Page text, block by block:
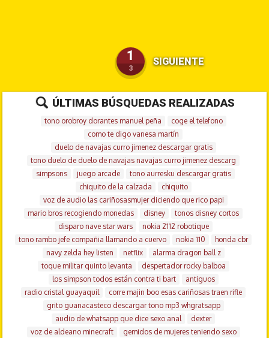
1
3
SIGUIENTE
ÚLTIMAS BÚSQUEDAS REALIZADAS
tono orobroy dorantes manuel peña
coge el telefono
como te digo vanesa martín
duelo de navajas curro jimenez descargar gratis
tono duelo de duelo de navajas navajas curro jimenez descarg
simpsons
juego arcade
tono aurresku descargar gratis
chiquito de la calzada
chiquito
voz de audio las cariñosasmujer diciendo que rico papi
mario bros recogiendo monedas
disney
tonos disney cortos
disparo nave star wars
nokia 2112 robotique
tono rambo jefe compañia llamando a cuervo
nokia 110
honda cbr
navy zelda hey listen
netflix
alarma dragon ball z
toque militar quinto levanta
despertador rocky balboa
los simpson todos están contra ti bart
antiguos
radio cristal guayaquil
corre majin boo esas cariñosas traen rifle
grito guanacasteco descargar tono mp3 whgratsapp
audio de whatsapp que dice sexo anal
dexter
voz de aldeano minecraft
gemidos de mujeres teniendo sexo